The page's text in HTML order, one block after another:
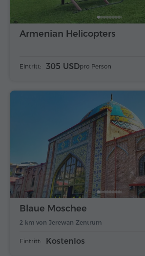
Armenian Helicopters
Eintritt: 305 USDpro Person
2 km von Jerewan Zentrum
Blaue Moschee
Eintritt: Kostenlos